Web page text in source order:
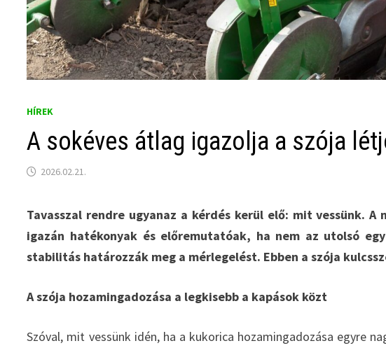
HÍREK
A sokéves átlag igazolja a szója
2026.02.21.
Tavasszal rendre ugyanaz a kérdés kerül elő: mit vessünk.
igazán hatékonyak és előremutatóak, ha nem az utolsó
stabilitás határozzák meg a mérlegelést. Ebben a szója
A szója hozamingadozása a legkisebb a kapások közt
Szóval, mit vessünk idén, ha a kukorica hozamingadozása egyre